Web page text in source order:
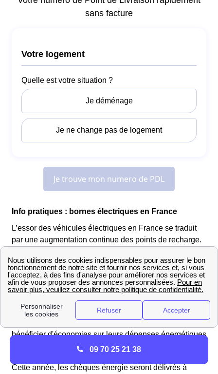
Info pratiques : bornes électriques en France
L’essor des véhicules électriques en France se traduit
par une augmentation continue des points de recharge.
En 2025, le pays compte plus de 120000 bornes
réparties sur tout le territoire.
EDF et Chèques Énergie 2025 : Ce que vous devez
savoir à Montaigut En Combraille
Les résidents de Montaigut En Combraille peuvent
bénéficier d'économies sur leurs dépenses énergétiques
grâce au chèque énergie.
Cette année, les chèques énergie seront délivrés à
09 70 25 21 38